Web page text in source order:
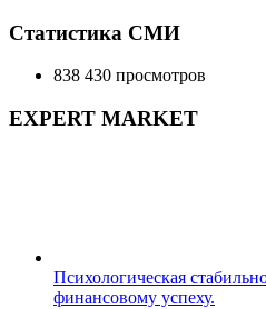
Статистика СМИ
838 430 просмотров
EXPERT MARKET
Психологическая
финансовому успеху.